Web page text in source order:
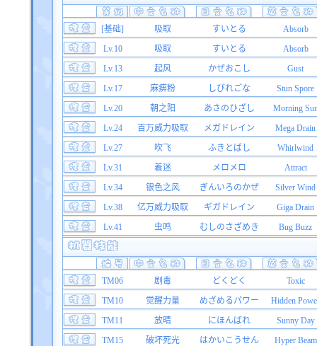
[基础] 吸取 すいとる
Absorb
Lv.10
吸取 すいとる
Absorb
Lv.13
起风 かぜおこし
Gust
Lv.17
麻痹粉 しびれごな
Stun Spore
Lv.20
朝之阳 あさのひざし
Morning
Lv.24
百万威力吸取 メガドレイン
Mega Drain
Lv.27
吹飞 ふきとばし
Whirlwind
Lv.31
着迷 メロメロ
Attract
Lv.34
银色之风 ぎんいろのかぜ
Silver Wind
Lv.38
亿万威力吸取 ギガドレイン
Giga Drain
Lv.41
虫鸣 むしのさざめき Bug Buzz
TM06 剧毒 どくどく
Toxic
TM10
觉醒力量 めざめるパワー
Hidden
TM11
放晴 にほんばれ
Sunny Day
TM15
破坏死光 はかいこうせん
Hyper Beam